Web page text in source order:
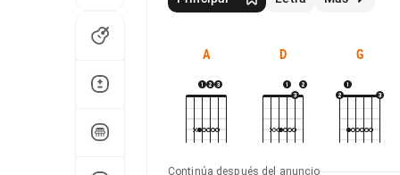
A D G
Continúa después del anuncio